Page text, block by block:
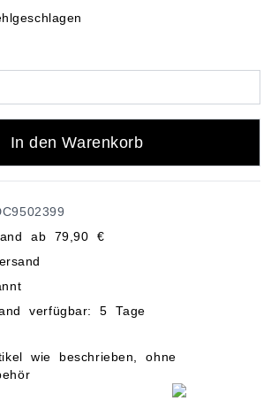
In den Warenkorb
ab 79,90 €
verfügbar: 5 Tage
wie beschrieben, ohne